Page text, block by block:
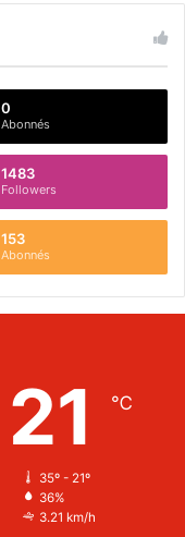
0
Abonnés
1483
Followers
153
Abonnés
21 ℃
35º - 21º
36%
3.21 km/h